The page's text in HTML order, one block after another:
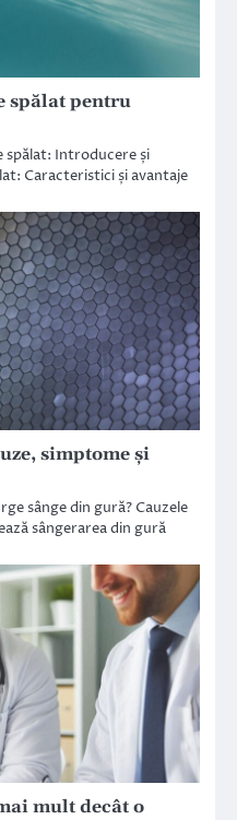
spălat pentru
spălat: Introducere și
Caracteristici și avantaje
simptome și
sânge din gură? Cauzele
sângerarea din gură
mult decât o